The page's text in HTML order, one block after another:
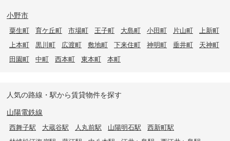
小野市
粟生町 育ケ丘町 市場町 王子町 大島町 小田町 片山町
上新町
上本町
黒川町 広渡町 敷地町 下来住町 神明町 垂井町
天神町
田園町
中町 西本町 東本町 本町
人気の路線・駅から賃貸物件を探す
山陽電鉄線
西舞子駅 大蔵谷駅 人丸前駅 山陽明石駅
西新町駅